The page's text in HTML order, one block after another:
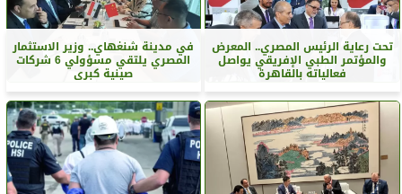
تحت رعاية الرئيس المصري.. المعرض
والمؤتمر الطبي الإفريقي يواصل
فعالياته بالقاهرة
في مدينة شنغهاي.. وزير الاستثمار
المصري يلتقي مسؤولي 6 شركات
صينية كبرى